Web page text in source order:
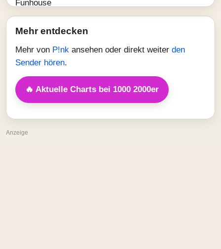
Mehr entdecken
Mehr von P!nk ansehen oder direkt weiter den
Sender hören.
🔥 Aktuelle Charts bei 1000 2000er
Anzeige